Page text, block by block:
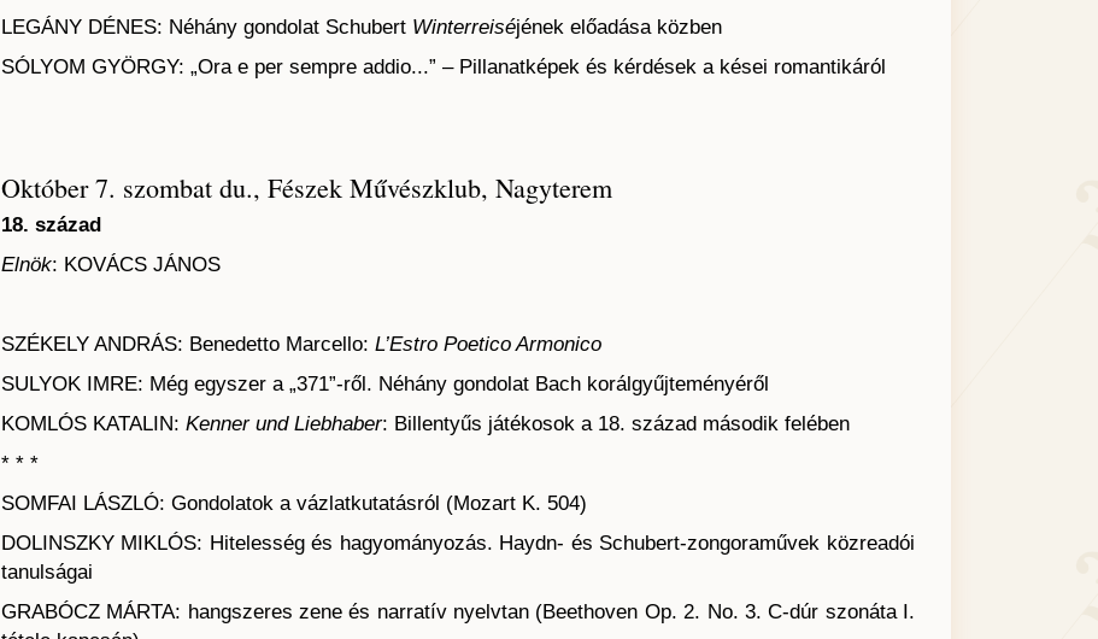
LEGÁNY DÉNES: Néhány gondolat Schubert Winterreiséjének előadása közben
SÓLYOM GYÖRGY: „Ora e per sempre addio...” – Pillanatképek és kérdések a kései romantikáról
Október 7. szombat du., Fészek Művészklub, Nagyterem
18. század
Elnök: KOVÁCS JÁNOS
SZÉKELY ANDRÁS: Benedetto Marcello: L’Estro Poetico Armonico
SULYOK IMRE: Még egyszer a „371”-ről. Néhány gondolat Bach korálgyűjteményéről
KOMLÓS KATALIN: Kenner und Liebhaber: Billentyűs játékosok a 18. század második felében
* * *
SOMFAI LÁSZLÓ: Gondolatok a vázlatkutatásról (Mozart K. 504)
DOLINSZKY MIKLÓS: Hitelesség és hagyományozás. Haydn- és Schubert-zongoraművek közreadói
tanulságai
GRABÓCZ MÁRTA: hangszeres zene és narratív nyelvtan (Beethoven Op. 2. No. 3. C-dúr szonáta I.